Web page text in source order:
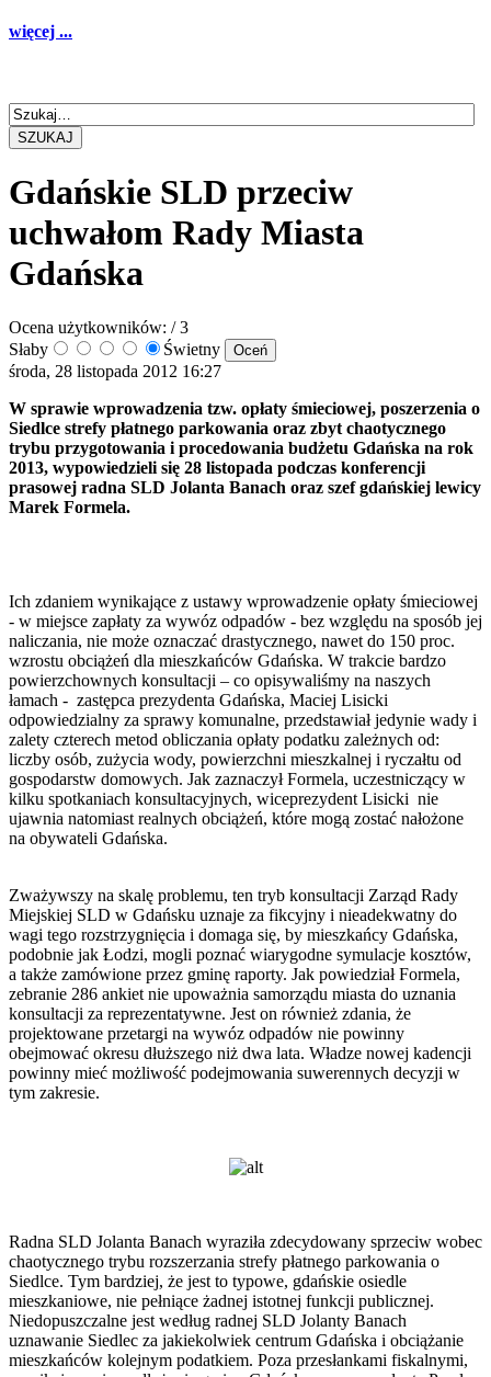
więcej ...
SZUKAJ
Gdańskie SLD przeciw
uchwałom Rady Miasta
Gdańska
Ocena użytkowników: / 3
Słaby
Świetny
środa, 28 listopada 2012 16:27
W sprawie wprowadzenia tzw. opłaty śmieciowej, poszerzenia o
Siedlce strefy płatnego parkowania oraz zbyt chaotycznego
trybu przygotowania i procedowania budżetu Gdańska na rok
2013, wypowiedzieli się 28 listopada podczas konferencji
prasowej radna SLD Jolanta Banach oraz szef gdańskiej lewicy
Marek Formela.
Ich zdaniem wynikające z ustawy wprowadzenie opłaty śmieciowej
- w miejsce zapłaty za wywóz odpadów - bez względu na sposób jej
naliczania, nie może oznaczać drastycznego, nawet do 150 proc.
wzrostu obciążeń dla mieszkańców Gdańska. W trakcie bardzo
powierzchownych konsultacji – co opisywaliśmy na naszych
łamach - zastępca prezydenta Gdańska, Maciej Lisicki
odpowiedzialny za sprawy komunalne, przedstawiał jedynie wady i
zalety czterech metod obliczania opłaty podatku zależnych od:
liczby osób, zużycia wody, powierzchni mieszkalnej i ryczałtu od
gospodarstw domowych. Jak zaznaczył Formela, uczestniczący w
kilku spotkaniach konsultacyjnych, wiceprezydent Lisicki nie
ujawnia natomiast realnych obciążeń, które mogą zostać nałożone
na obywateli Gdańska.
Zważywszy na skalę problemu, ten tryb konsultacji Zarząd Rady
Miejskiej SLD w Gdańsku uznaje za fikcyjny i nieadekwatny do
wagi tego rozstrzygnięcia i domaga się, by mieszkańcy Gdańska,
podobnie jak Łodzi, mogli poznać wiarygodne symulacje kosztów,
a także zamówione przez gminę raporty. Jak powiedział Formela,
zebranie 286 ankiet nie upoważnia samorządu miasta do uznania
konsultacji za reprezentatywne. Jest on również zdania, że
projektowane przetargi na wywóz odpadów nie powinny
obejmować okresu dłuższego niż dwa lata. Władze nowej kadencji
powinny mieć możliwość podejmowania suwerennych decyzji w
tym zakresie.
Radna SLD Jolanta Banach wyraziła zdecydowany sprzeciw wobec
chaotycznego trybu rozszerzania strefy płatnego parkowania o
Siedlce. Tym bardziej, że jest to typowe, gdańskie osiedle
mieszkaniowe, nie pełniące żadnej istotnej funkcji publicznej.
Niedopuszczalne jest według radnej SLD Jolanty Banach
uznawanie Siedlec za jakiekolwiek centrum Gdańska i obciążanie
mieszkańców kolejnym podatkiem. Poza przesłankami fiskalnymi,